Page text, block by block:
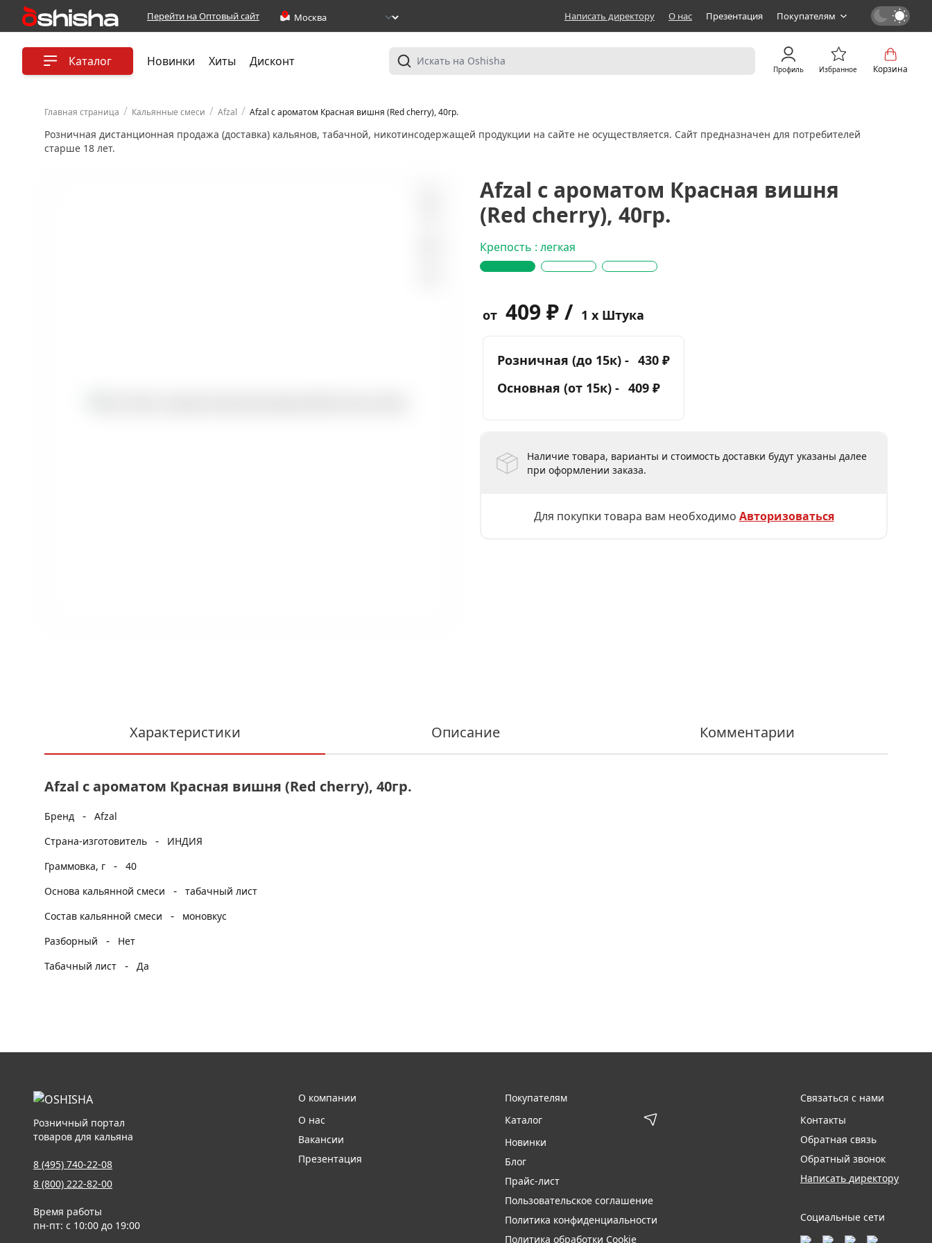
Перейти на Оптовый сайт Написать директору О нас Презентация Покупателям
Каталог Новинки Хиты Дисконт
Профиль Избранное Корзина
Главная страница / Кальянные смеси / Afzal / Afzal с ароматом Красная вишня (Red cherry), 40гр.
Розничная дистанционная продажа (доставка) кальянов, табачной, никотинсодержащей продукции на сайте не осуществляется. Сайт предназначен для потребителей
старше 18 лет.
Afzal с ароматом Красная вишня
(Red cherry), 40гр.
Крепость : легкая
от 409 ₽ / 1 x Штука
Розничная (до 15к) - 430 ₽
Основная (от 15к) - 409 ₽
Наличие товара, варианты и стоимость доставки будут указаны далее
при оформлении заказа.
Для покупки товара вам необходимо Авторизоваться
Характеристики Описание Комментарии
Afzal с ароматом Красная вишня (Red cherry), 40гр.
Бренд - Afzal
Страна-изготовитель
-
ИНДИЯ
Граммовка, г
- 40
Основа кальянной смеси
- табачный лист
Состав кальянной смеси
-
моновкус
Разборный
-
Нет
Табачный лист
- Да
Розничный портал
товаров для кальяна
8 (495) 740-22-08
8 (800) 222-82-00
Время работы
пн-пт: с 10:00 до 19:00
О компании
О нас
Вакансии
Презентация
Покупателям
Каталог
Новинки
Блог
Прайс-лист
Пользовательское соглашение
Политика конфиденциальности
Политика обработки Cookie
Связаться с нами
Контакты
Обратная связь
Обратный звонок
Написать директору
Социальные сети